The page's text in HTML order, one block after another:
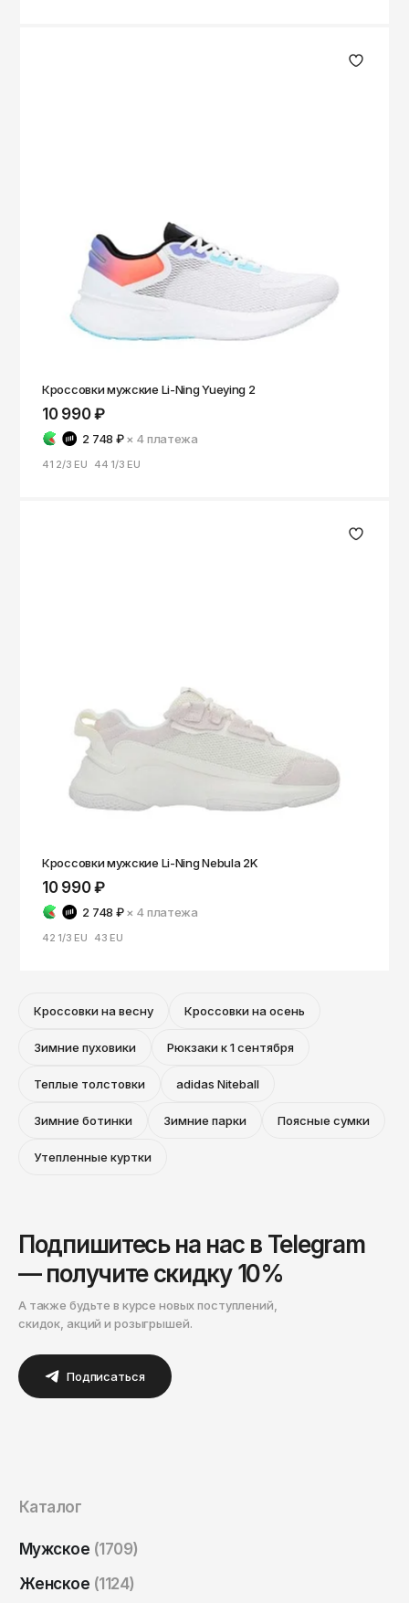
Кроссовки мужские Li-Ning Yueying 2
10 990 ₽
2 748 ₽ × 4платежа
41 2/3 EU 44 1/3 EU
Кроссовки мужские Li-Ning Nebula 2K
10 990 ₽
2 748 ₽ × 4платежа
42 1/3 EU 43 EU
Кроссовки на весну Кроссовки на осень
Зимние пуховики Рюкзаки к 1 сентября
Теплые толстовки adidas Niteball
Зимние ботинки Зимние парки Поясные сумки
Утепленные куртки
Подпишитесь на нас в Telegram
— получите скидку 10%
А также будьте в курсе новых поступлений,
скидок, акций и розыгрышей.
Подписаться
Каталог
Мужское (1709)
Женское (1124)